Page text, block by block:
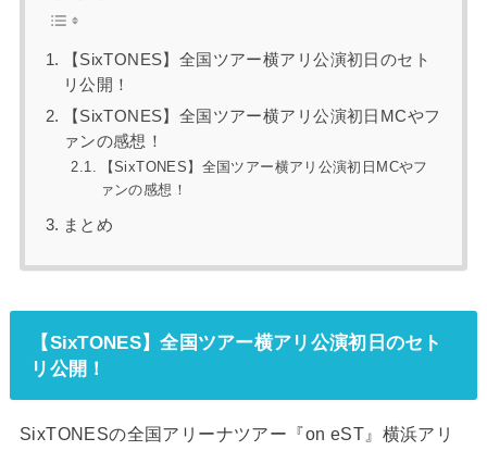
【SixTONES】全国ツアー横アリ公演初日のセト
リ公開！
【SixTONES】全国ツアー横アリ公演初日MCやフ
ァンの感想！
【SixTONES】全国ツアー横アリ公演初日MCやフ
ァンの感想！
まとめ
【SixTONES】全国ツアー横アリ公演初日のセト
リ公開！
SixTONESの全国アリーナツアー『on eST』横浜アリ